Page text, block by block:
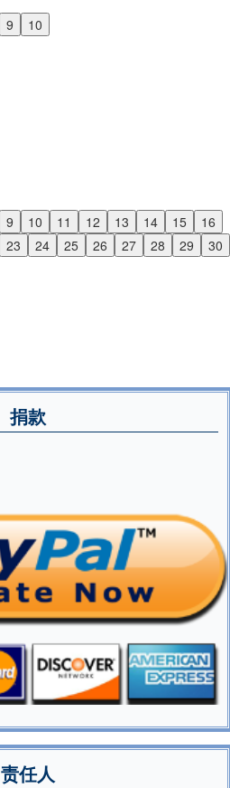
9 10
9 10 11 12 13 14 15
16
23 24 25 26 27 28 29
30
捐款
责任人